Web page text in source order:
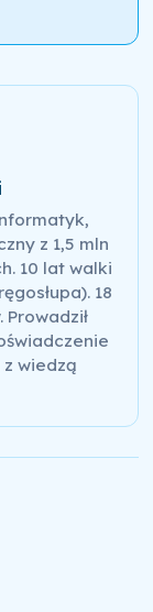
z 1,5 mln
10 lat walki
18
wiedzą